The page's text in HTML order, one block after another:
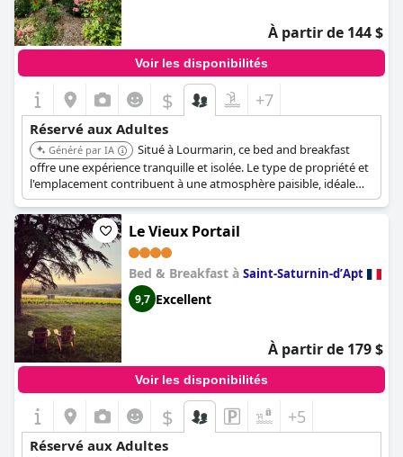
À partir de 144 $
Voir les disponibilités
$ +7
Réservé aux Adultes
Généré par IA
Situé à Lourmarin, ce bed and breakfast
offre une expérience tranquille et isolée. Le type de propriété et
l'emplacement contribuent à une atmosphère paisible, idéale
pour les adultes en quête de relaxation.
Le Vieux Portail
Bed & Breakfast à Saint-Saturnin-dʼApt
9,7 Excellent
À partir de 179 $
Voir les disponibilités
$ +5
Réservé aux Adultes